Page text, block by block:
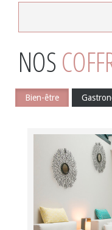
NOS
Bien-être